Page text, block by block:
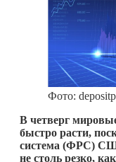
Фото:
В четверг
быстро расти,
система (ФРС)
не столь резко,